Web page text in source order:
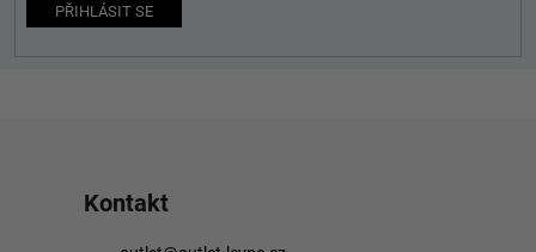
PŘIHLÁSIT SE
Kontakt